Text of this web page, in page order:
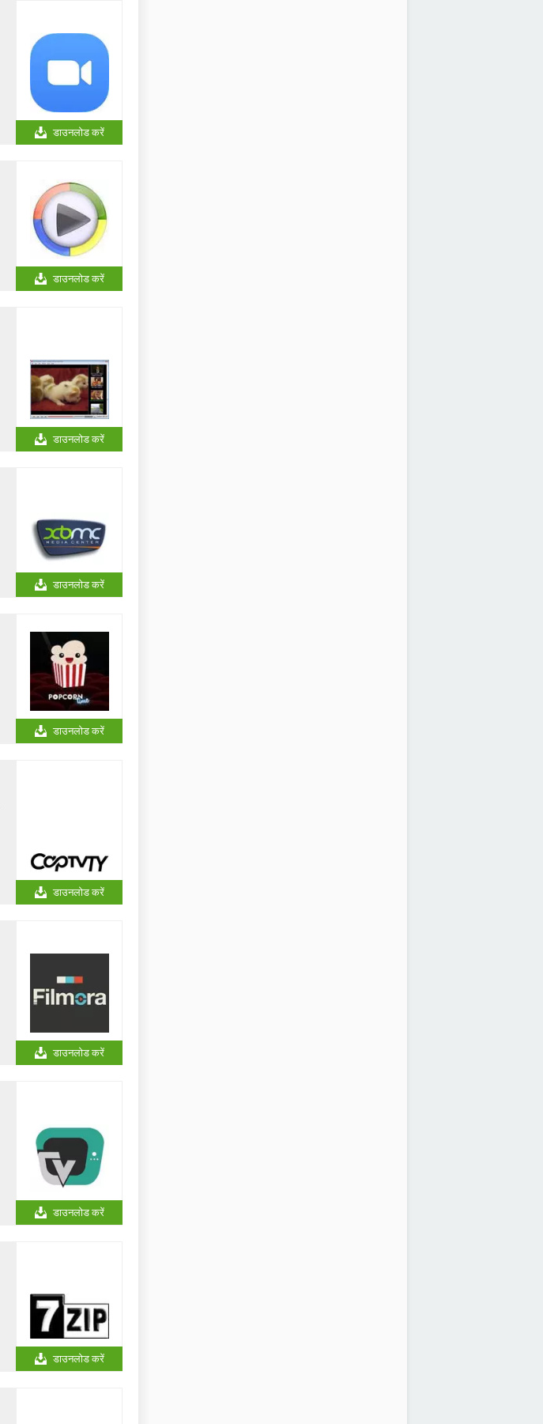
डाउनलोड करें
डाउनलोड करें
डाउनलोड करें
डाउनलोड करें
डाउनलोड करें
डाउनलोड करें
डाउनलोड करें
डाउनलोड करें
डाउनलोड करें